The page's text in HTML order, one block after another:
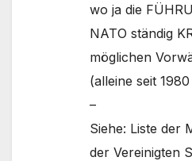
wo ja die
NATO ständig
möglichen
(alleine seit
–
Siehe: Liste der
der Vereinigten